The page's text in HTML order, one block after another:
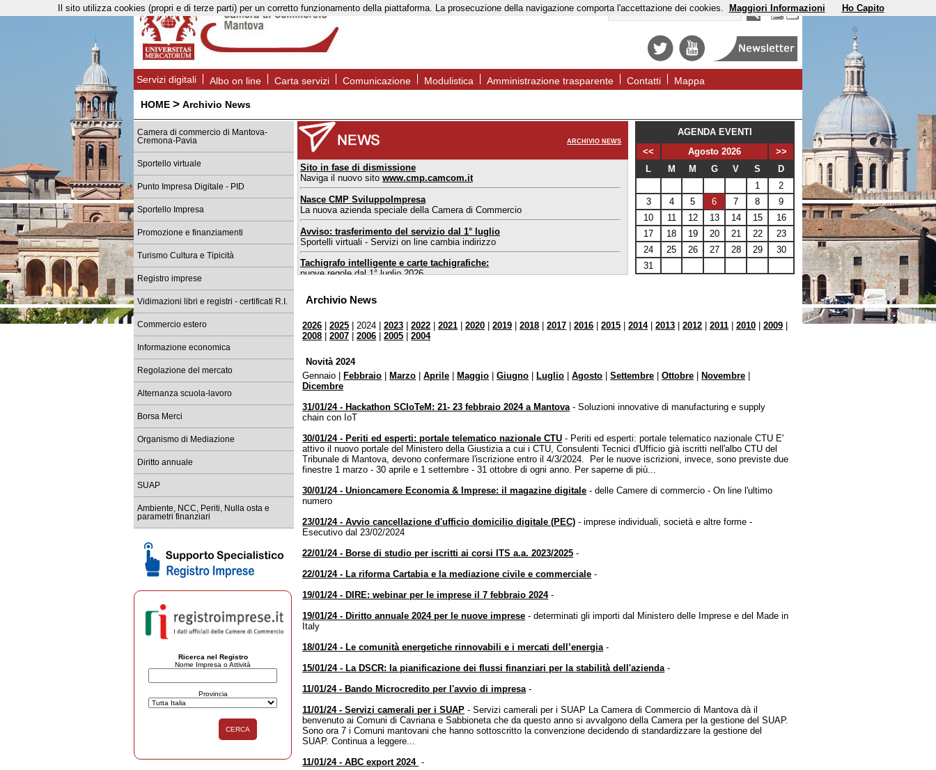
Servizi digitali Albo on line Carta servizi Comunicazione Modulistica Amministrazione trasparente Contatti Mappa
HOME > Archivio News
Camera di commercio di Mantova-
Cremona-Pavia
Sportello virtuale
Punto Impresa Digitale - PID
Sportello Impresa
Promozione e finanziamenti
Turismo Cultura e Tipicità
Registro imprese
Vidimazioni libri e registri - certificati R.I.
Commercio estero
Informazione economica
Regolazione del mercato
Alternanza scuola-lavoro
Borsa Merci
Organismo di Mediazione
Diritto annuale
SUAP
Ambiente, NCC, Periti, Nulla osta e
parametri finanziari
Ricerca nel Registro
Nome Impresa o Attività
Provincia
CERCA
ARCHIVIO NEWS
Sito in fase di dismissione
Naviga il nuovo sito www.cmp.camcom.it
Nasce CMP SviluppoImpresa
La nuova azienda speciale della Camera di Commercio
Avviso: trasferimento del servizio dal 1° luglio
Sportelli virtuali - Servizi on line cambia indirizzo
Tachigrafo intelligente e carte tachigrafiche:
nuove regole dal 1° luglio 2026
Sportello estero Mantova: nuove modalità di accesso
dal 1° maggio 2026 accesso consentito solo su appuntamento
Registro Imprese sede di Mantova: rallentamenti nei
tempi di lavorazione delle pratiche
Bandi e contributi per le imprese
Comunicati stampa ed eventi
Resta informato sulle iniziative della Camera di CR-MN-PV
Scopri l'ultimo numero di Unioncamere Economia & Imprese:
leggilo su PC, tablet o smartphone!
AGENDA EVENTI
<<
Agosto 2026
>>
L
M M G V S
D
1
2
3
4 5 6 7 8
9
10
11 12 13 14 15
16
17
18 19 20 21 22
23
24
25 26 27 28 29
30
31
Archivio News
2026 |2025 | 2024 |2023 |2022 |2021 |2020 |2019 |2018 |2017 |2016 |2015 |2014|2013 |2012 |2011 |2010 |2009
2008 |2007 |2006 |2005 |2004
Novità 2024
Gennaio |
Febbraio Marzo |Aprile Maggio |Giugno Luglio |Agosto |Settembre |Ottobre Novembre
Dicembre
31/01/24 - Hackathon SCIoTeM: 21- 23 febbraio 2024 a Mantova - Soluzioni innovative di manufacturing e supply
chain con IoT
30/01/24 - Periti ed esperti: portale telematico nazionale CTU - Periti ed esperti: portale telematico nazionale CTU E'
attivo il nuovo portale del Ministero della Giustizia a cui i CTU, Consulenti Tecnici d'Ufficio già iscritti nell'albo CTU del
Tribunale di Mantova, devono confermare l'iscrizione entro il 4/3/2024. Per le nuove iscrizioni, invece, sono previste due
finestre 1 marzo - 30 aprile e 1 settembre - 31 ottobre di ogni anno. Per saperne di più...
30/01/24 - Unioncamere Economia & Imprese: il magazine digitale - delle Camere di commercio - On line l'ultimo
numero
23/01/24 - Avvio cancellazione d'ufficio domicilio digitale (PEC) - imprese individuali, società e altre forme -
Esecutivo dal 23/02/2024
22/01/24 - Borse di studio per iscritti ai corsi ITS a.a. 2023/2025 -
22/01/24 - La riforma Cartabia e la mediazione civile e commerciale -
19/01/24 - DIRE: webinar per le imprese il 7 febbraio 2024 -
19/01/24 - Diritto annuale 2024 per le nuove imprese - determinati gli importi dal Ministero delle Imprese e del Made in
Italy
18/01/24 - Le comunità energetiche rinnovabili e i mercati dell’energia -
15/01/24 - La DSCR: la pianificazione dei flussi finanziari per la stabilità dell'azienda -
11/01/24 - Bando Microcredito per l'avvio di impresa -
11/01/24 - Servizi camerali per i SUAP - Servizi camerali per i SUAP La Camera di Commercio di Mantova dà il
benvenuto ai Comuni di Cavriana e Sabbioneta che da questo anno si avvalgono della Camera per la gestione del SUAP.
Sono ora 7 i Comuni mantovani che hanno sottoscritto la convenzione decidendo di standardizzare la gestione del
SUAP. Continua a leggere...
11/01/24 - ABC export 2024 -
Il sito utilizza cookies (propri e di terze parti) per un corretto funzionamento della piattaforma. La prosecuzione della navigazione comporta l'accettazione dei cookies. Maggiori Informazioni Ho Capito